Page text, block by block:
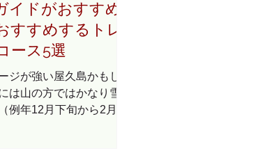
イドがおすすめ
すすめするトレ
ース5選
ジが強い屋久島かもしれ
は山の方ではかなり雪が
例年12月下旬から2月頃